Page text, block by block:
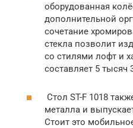
оборудованная
дополнительной
сочетание
стекла позволит
со стилями лофт и
составляет 5 тысяч
Стол ST-F 1018
металла и
Стоит это